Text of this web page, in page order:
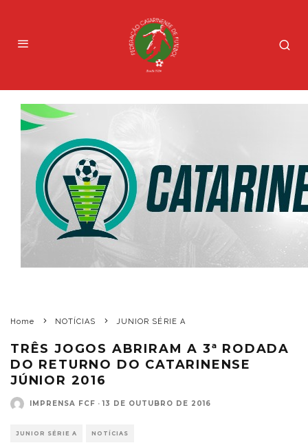
Home NOTÍCIAS JUNIOR SÉRIE A
TRÊS JOGOS ABRIRAM A 3ª RODADA
DO RETURNO DO CATARINENSE
JÚNIOR 2016
IMPRENSA FCF · 13 DE OUTUBRO DE 2016
JUNIOR SÉRIE A NOTÍCIAS